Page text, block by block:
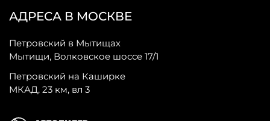
АДРЕСА В МОСКВЕ
Петровский в Мытищах
Мытищи, Волковское шоссе 17/1
Петровский на Каширке
МКАД, 23 км, вл 3